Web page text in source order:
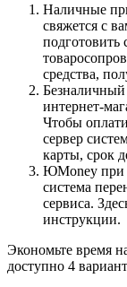
Наличные
свяжется с
средства,
интернет-
Чтобы
сервер
карты, срок
ЮMoney при
система
сервиса.
инструкции.
Экономьте время
доступно 4